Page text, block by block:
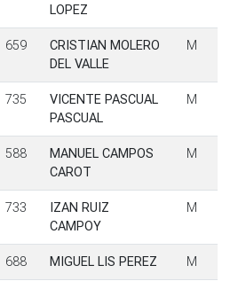
LOPEZ
659
CRISTIAN MOLERO
DEL VALLE
M
735
VICENTE PASCUAL
PASCUAL
M
588
MANUEL CAMPOS
CAROT
M
733
IZAN RUIZ
CAMPOY
M
688 MIGUEL LIS PEREZ M